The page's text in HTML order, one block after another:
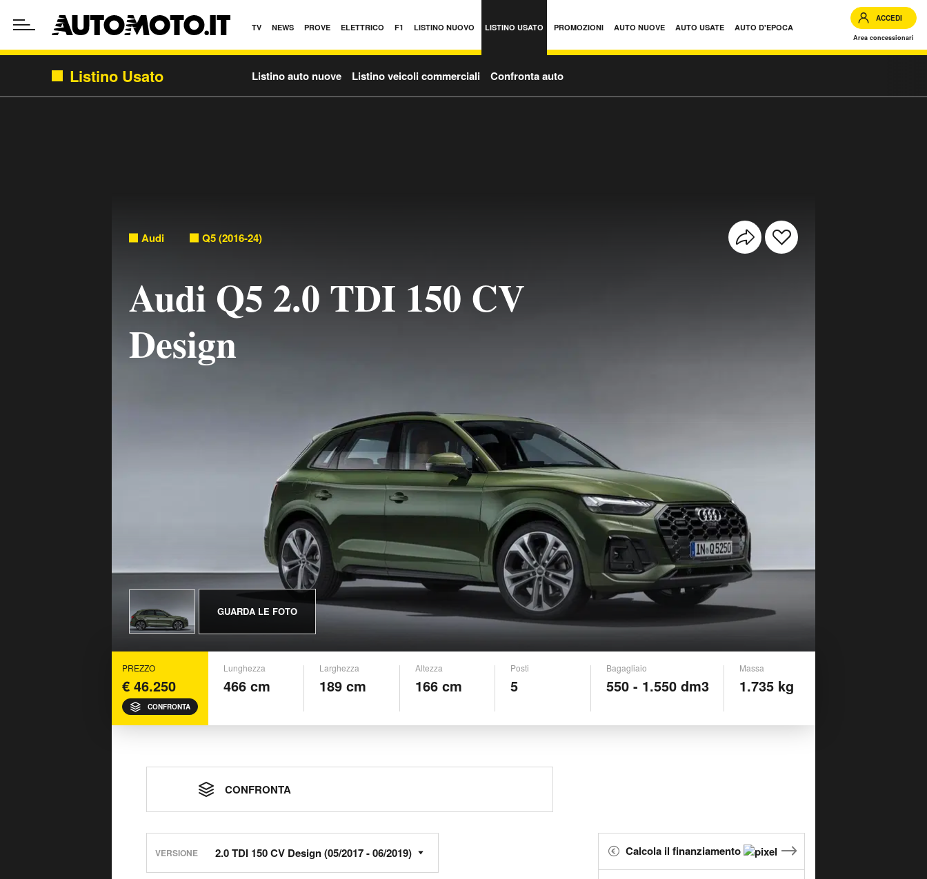
TV NEWS PROVE ELETTRICO F1 LISTINO NUOVO LISTINO USATO PROMOZIONI AUTO NUOVE AUTO USATE AUTO D'EPOCA
ACCEDI
Area concessionari
Listino Usato Listino auto nuove Listino veicoli commerciali Confronta auto
Audi Q5 (2016-24)
Audi Q5 2.0 TDI 150 CV
Design
GUARDA LE FOTO
PREZZO
€ 46.250
CONFRONTA
Lunghezza
466 cm
Larghezza
189 cm
Altezza
166 cm
Posti
5
Bagagliaio
550 - 1.550 dm3
Massa
1.735 kg
CONFRONTA
VERSIONE Calcola il finanziamento